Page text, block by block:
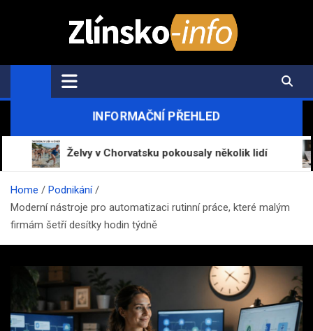
Zlínsko-Info.cz
Aktuální informace z regionu a zpravodajství
INFORMAČNÍ PŘEHLED
Želvy v Chorvatsku pokousaly několik lidí
Home
Podnikání
Moderní nástroje pro automatizaci rutinní práce, které malým
firmám šetří desítky hodin týdně